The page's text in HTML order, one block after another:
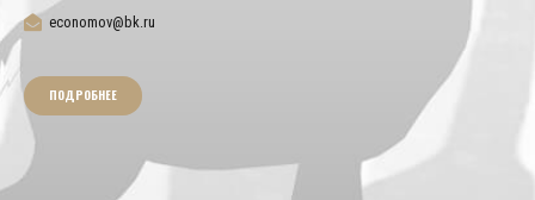
economov@bk.ru
ПОДРОБНЕЕ